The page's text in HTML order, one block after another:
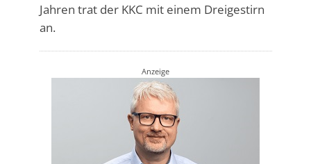
Jahren trat der KKC mit einem Dreigestirn
an.
Anzeige